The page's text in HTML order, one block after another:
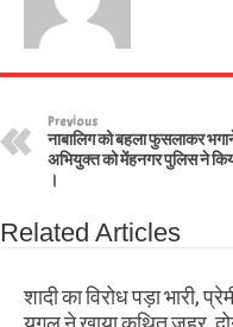
Previous
नाबालिग को बहला फुसलाकर
अभियुक्त को मेंहनगर पुलिस ने
।
Related Articles
शादी का विरोध पड़ा भारी,